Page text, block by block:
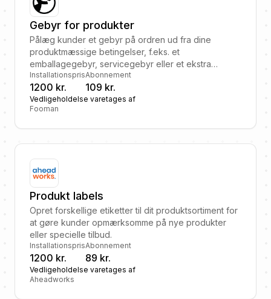
Gebyr for produkter
Pålæg kunder et gebyr på ordren ud fra dine
produktmæssige betingelser, f.eks. et
emballagegebyr, servicegebyr eller et ekstra
fragtgebyr.
Installationspris
1200 kr.
Abonnement
109 kr.
Vedligeholdelse varetages af
Fooman
Produkt labels
Opret forskellige etiketter til dit produktsortiment for
at gøre kunder opmærksomme på nye produkter
eller specielle tilbud.
Installationspris
1200 kr.
Abonnement
89 kr.
Vedligeholdelse varetages af
Aheadworks